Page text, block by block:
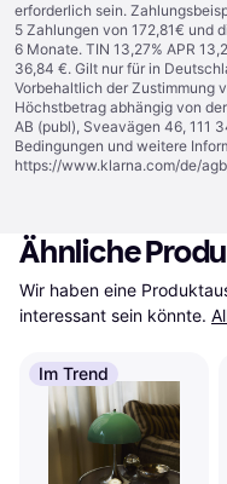
erforderlich sein.
5 Zahlungen von 172,81€ und
6 Monate. TIN 13,27% APR
36,84 €. Gilt nur für in
Vorbehaltlich der Zustimmung
Höchstbetrag abhängig von
AB (publ), Sveavägen 46, 111
Bedingungen und weitere
https://www.klarna.com/de/
Ähnliche
Wir haben eine
interessant sein könnte.
Im Trend